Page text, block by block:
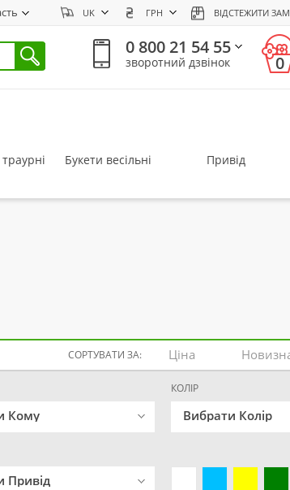
UK ГРН ВІДСТЕЖИТИ
0 800 21 54 55
зворотний дзвінок 0
Букети весільні Привід
СОРТУВАТИ ЗА: Ціна
Кому
КОЛІР
Вибрати Колір
Привід